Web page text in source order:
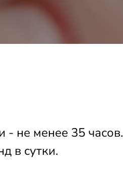
- не менее 35 часов.
в сутки.